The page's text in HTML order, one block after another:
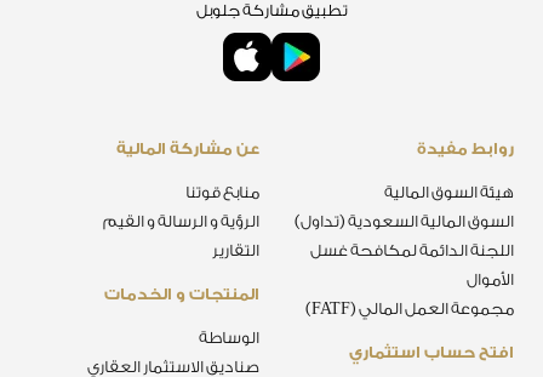
المنتجات و الخدمات
الوساطة
صناديق الاستثمار العقاري
عن مشاركة المالية
منابع قوتنا
الرؤية و الرسالة و القيم
التقارير
افتح حساب استثماري
روابط مفيدة
هيئة السوق المالية
السوق المالية السعودية (تداول)
اللجنة الدائمة لمكافحة غسل
الأموال
مجموعة العمل المالي (FATF)
تطبيق مشاركة جلوبل